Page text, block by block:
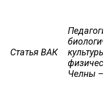
Статья ВАК
Челны –